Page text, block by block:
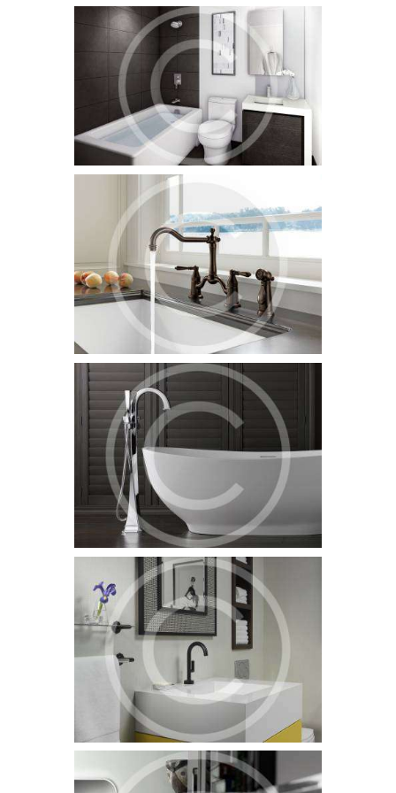
What Is Green Plumbing
5 July 2015
1430
Sed ut perspiciatis, unde omnis iste natus error sit voluptatem
accusantium doloremque laudantium, totam rem aperiam
eaque ipsa, quae ab illo inventore veritatis et quasi architecto
beatae vitae dicta sunt, explicabo. Nemo enim ipsam
voluptatem, quia voluptas sit, aspernatur…
How Much Do Plumbers Charge?
6 June 2015
1376
Quis autem vel eum iure reprehenderit, qui in ea voluptate
velit esse, quam nihil molestiae consequatur, vel illum, qui
dolorem eum fugiat…
Plumbing Tips and Techniques
5 June 2015
Sed ut perspiciatis, unde omnis iste natus error sit voluptatem
accusantium doloremque laudantium, totam rem aperiam
eaque ipsa, quae ab illo invent…
Water Treatment Systems
5 June 2015
1392
Officia deserunt mollitia animi, id est laborum et dolorum fuga.
Et harum quidem rerum facilis est et expedita distinctio. Nam
libero tempore…
Drainage and Runoff
5 June 2015
1327